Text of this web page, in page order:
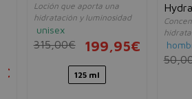
Loción que aporta una
hidratación y luminosidad
unisex
315,00€ 199,95€
125 ml
Gel-